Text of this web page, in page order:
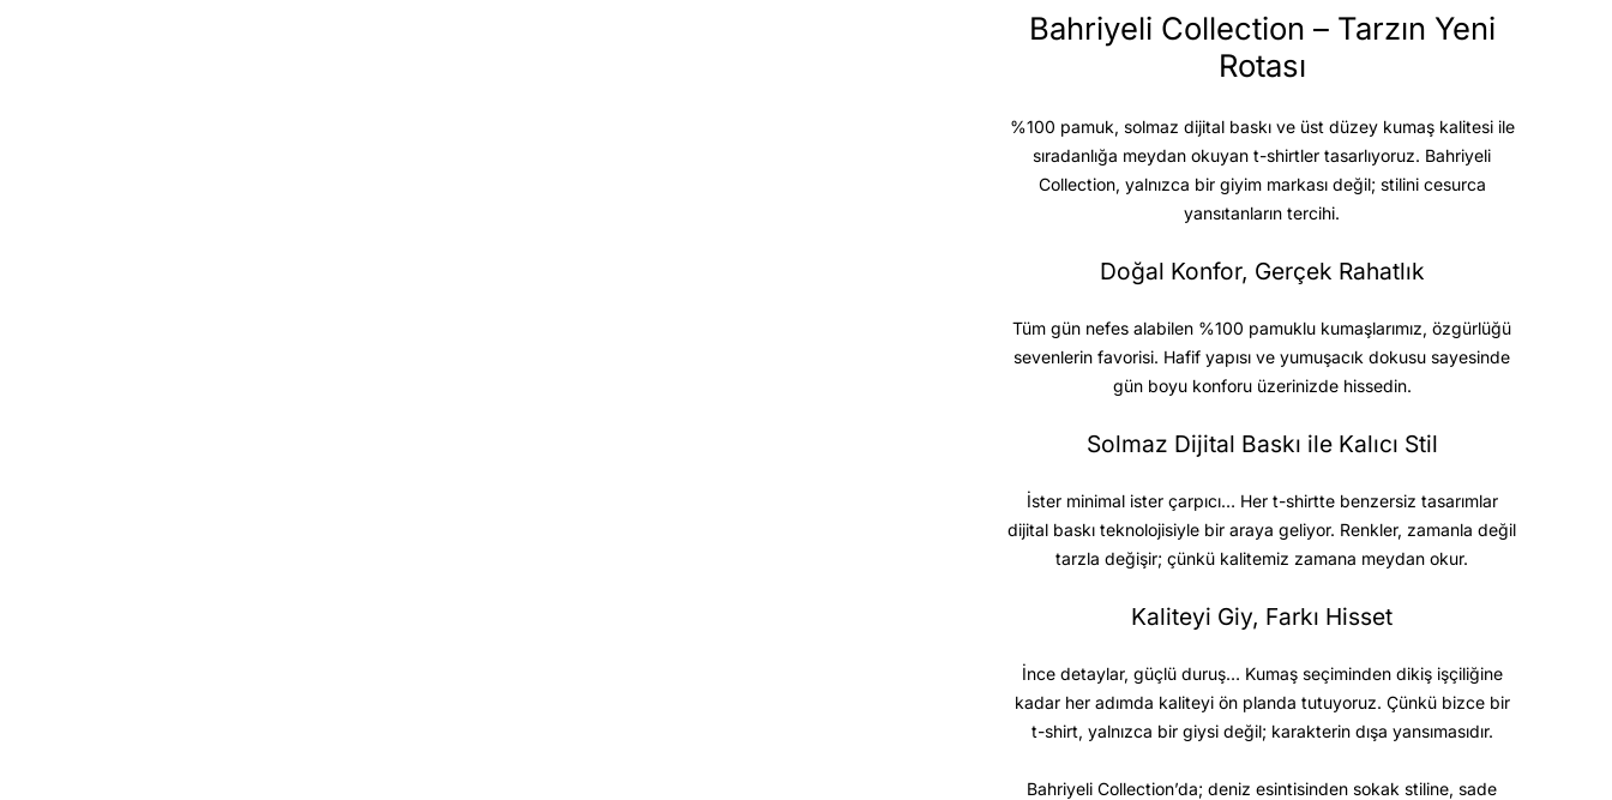
Bahriyeli Collection – Tarzın Yeni
Rotası
%100 pamuk, solmaz dijital baskı ve üst düzey kumaş kalitesiile
sıradanlığa meydan okuyan t-shirtler tasarlıyoruz. Bahriyeli
Collection, yalnızca bir giyim markası değil; stilini cesurca
yansıtanların tercihi.
Doğal Konfor, Gerçek Rahatlık
Tüm gün nefes alabilen %100 pamuklu kumaşlarımız, özgürlüğü
sevenlerin favorisi. Hafif yapısı ve yumuşacık dokusu sayesinde
gün boyu konforu üzerinizde hissedin.
Solmaz Dijital Baskı ile Kalıcı Stil
İster minimal ister çarpıcı… Her t-shirtte benzersiz tasarımlar
dijital baskı teknolojisiyle bir araya geliyor. Renkler, zamanla değil
tarzla değişir; çünkü kalitemiz zamana meydan okur.
Kaliteyi Giy, Farkı Hisset
İnce detaylar, güçlü duruş… Kumaş seçiminden dikiş işçiliğine
kadar her adımda kaliteyi ön planda tutuyoruz. Çünkü bizce bir
t-shirt, yalnızca bir giysi değil; karakterin dışa yansımasıdır.
Bahriyeli Collection’da; deniz esintisinden sokak stiline, sade